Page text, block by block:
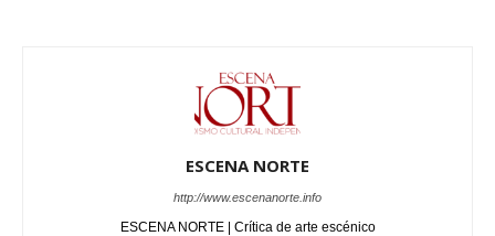
ESCENA NORTE
http://www.escenanorte.info
ESCENA NORTE | Crítica de arte escénico